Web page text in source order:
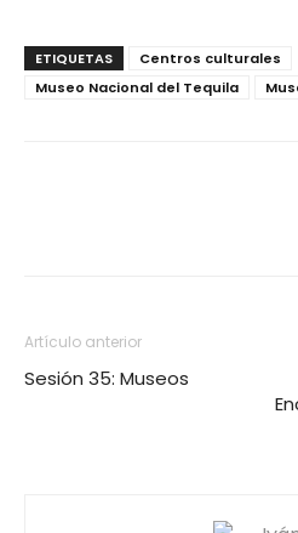
Museo Nacional del
ETIQUETAS
Centros culturales
Museo Nacional del Tequila
Artículo anterior
Sesión 35: Museos